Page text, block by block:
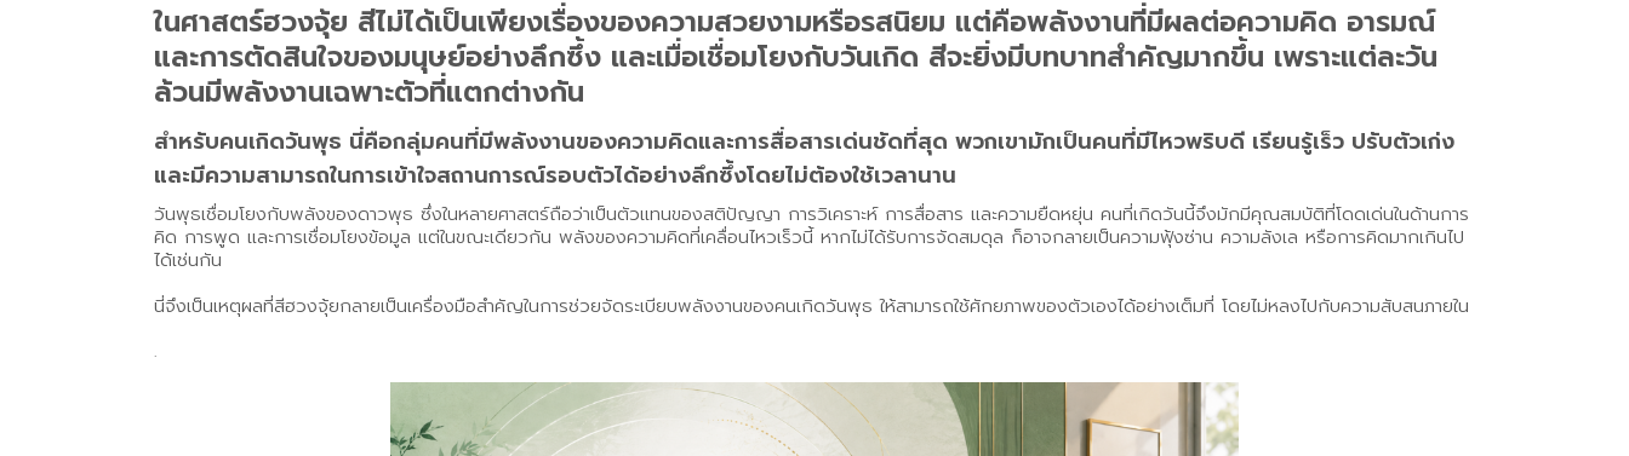
ในศาสตร์ฮวงจุ้ย สีไม่ได้เป็นเพียงเรื่องของความสวยงามหรือรสนิยม แต่คือพลังงานที่มีผลต่อความคิด อารมณ์
และการตัดสินใจของมนุษย์อย่างลึกซึ้ง และเมื่อเชื่อมโยงกับวันเกิด สีจะยิ่งมีบทบาทสำคัญมากขึ้น เพราะแต่ละวัน
ล้วนมีพลังงานเฉพาะตัวที่แตกต่างกัน
สำหรับคนเกิดวันพุธ นี่คือกลุ่มคนที่มีพลังงานของความคิดและการสื่อสารเด่นชัดที่สุด พวกเขามักเป็นคนที่มีไหวพริบดี เรียนรู้เร็ว ปรับตัวเก่ง
และมีความสามารถในการเข้าใจสถานการณ์รอบตัวได้อย่างลึกซึ้งโดยไม่ต้องใช้เวลานาน
วันพุธเชื่อมโยงกับพลังของดาวพุธ ซึ่งในหลายศาสตร์ถือว่าเป็นตัวแทนของสติปัญญา การวิเคราะห์ การสื่อสาร และความยืดหยุ่น คนที่เกิดวันนี้จึงมักมีคุณสมบัติที่โดดเด่นในด้านการ
คิด การพูด และการเชื่อมโยงข้อมูล แต่ในขณะเดียวกัน พลังของความคิดที่เคลื่อนไหวเร็วนี้ หากไม่ได้รับการจัดสมดุล ก็อาจกลายเป็นความฟุ้งซ่าน ความลังเล หรือการคิดมากเกินไป
ได้เช่นกัน
นี่จึงเป็นเหตุผลที่สีฮวงจุ้ยกลายเป็นเครื่องมือสำคัญในการช่วยจัดระเบียบพลังงานของคนเกิดวันพุธ ให้สามารถใช้ศักยภาพของตัวเองได้อย่างเต็มที่ โดยไม่หลงไปกับความสับสนภายใน
.